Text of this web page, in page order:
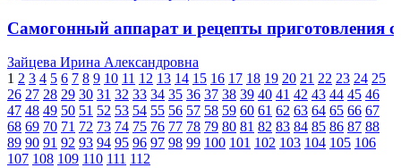
Самогонный аппарат и рецепты приготовления
Зайцева Ирина Александровна
1 2 3 4 5 6 7 8 9 10 11 12 13 14 15 16 17 18 19 20 21 22 23 24 25
26 27 28 29 30 31 32 33 34 35 36 37 38 39 40 41 42 43 44 45 46
47 48 49 50 51 52 53 54 55 56 57 58 59 60 61 62 63 64 65 66 67
68 69 70 71 72 73 74 75 76 77 78 79 80 81 82 83 84 85 86 87 88
89 90 91 92 93 94 95 96 97 98 99 100 101 102 103 104 105 106
107 108 109 110 111 112